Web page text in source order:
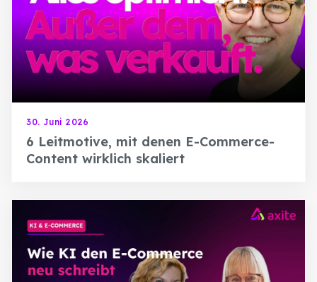
30. Juni 2026
6 Leitmotive, mit denen E-Commerce-
Content wirklich skaliert